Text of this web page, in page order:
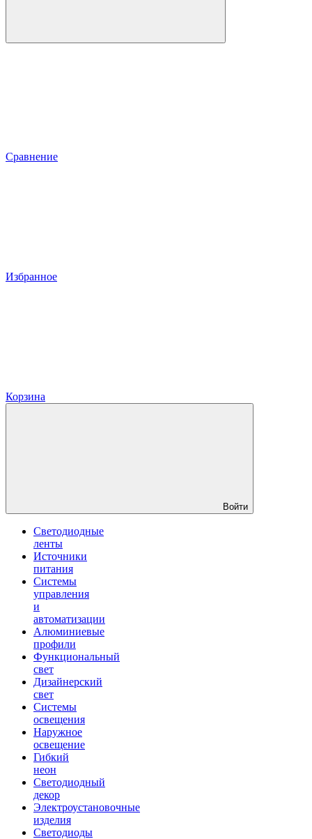
Сравнение
Избранное
Корзина
Войти
Светодиодные
ленты
Источники
питания
Системы
управления
и
автоматизации
Алюминиевые
профили
Функциональный
свет
Дизайнерский
свет
Системы
освещения
Наружное
освещение
Гибкий
неон
Светодиодный
декор
Электроустановочные
изделия
Светодиоды